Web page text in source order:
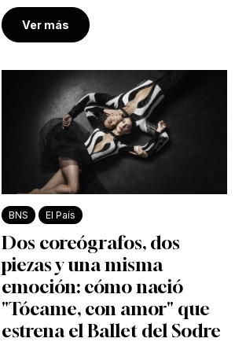
Ver más
BNS El País
Dos coreógrafos, dos
piezas y una misma
emoción: cómo nació
"Tócame, con amor" que
estrena el Ballet del Sodre